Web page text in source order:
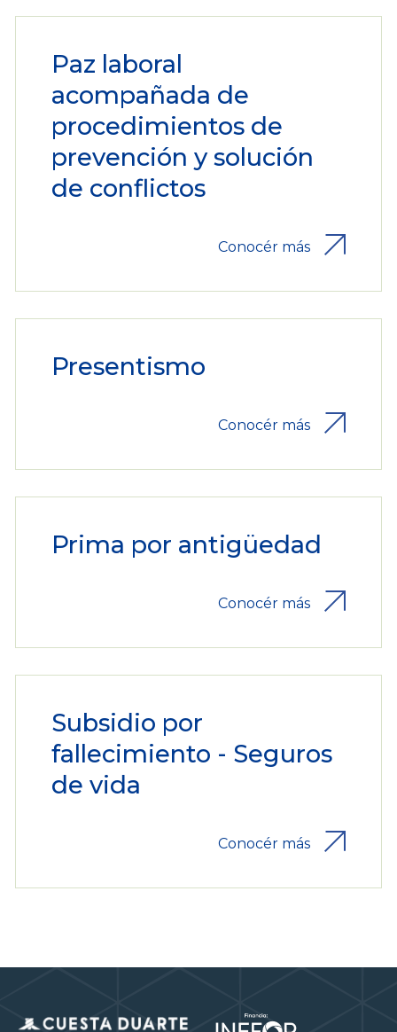
Paz laboral
acompañada de
procedimientos de
prevención y solución
de conflictos
Conocér más
Presentismo
Conocér más
Prima por antigüedad
Conocér más
Subsidio por
fallecimiento - Seguros
de vida
Conocér más